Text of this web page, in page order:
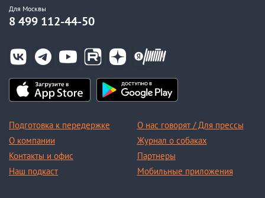
Для Москвы
8 499 112-44-50
Подготовка к передержке
О компании
Контакты и офис
Наш подкаст
О нас говорят / Для прессы
Журнал о собаках
Партнеры
Мобильные приложения